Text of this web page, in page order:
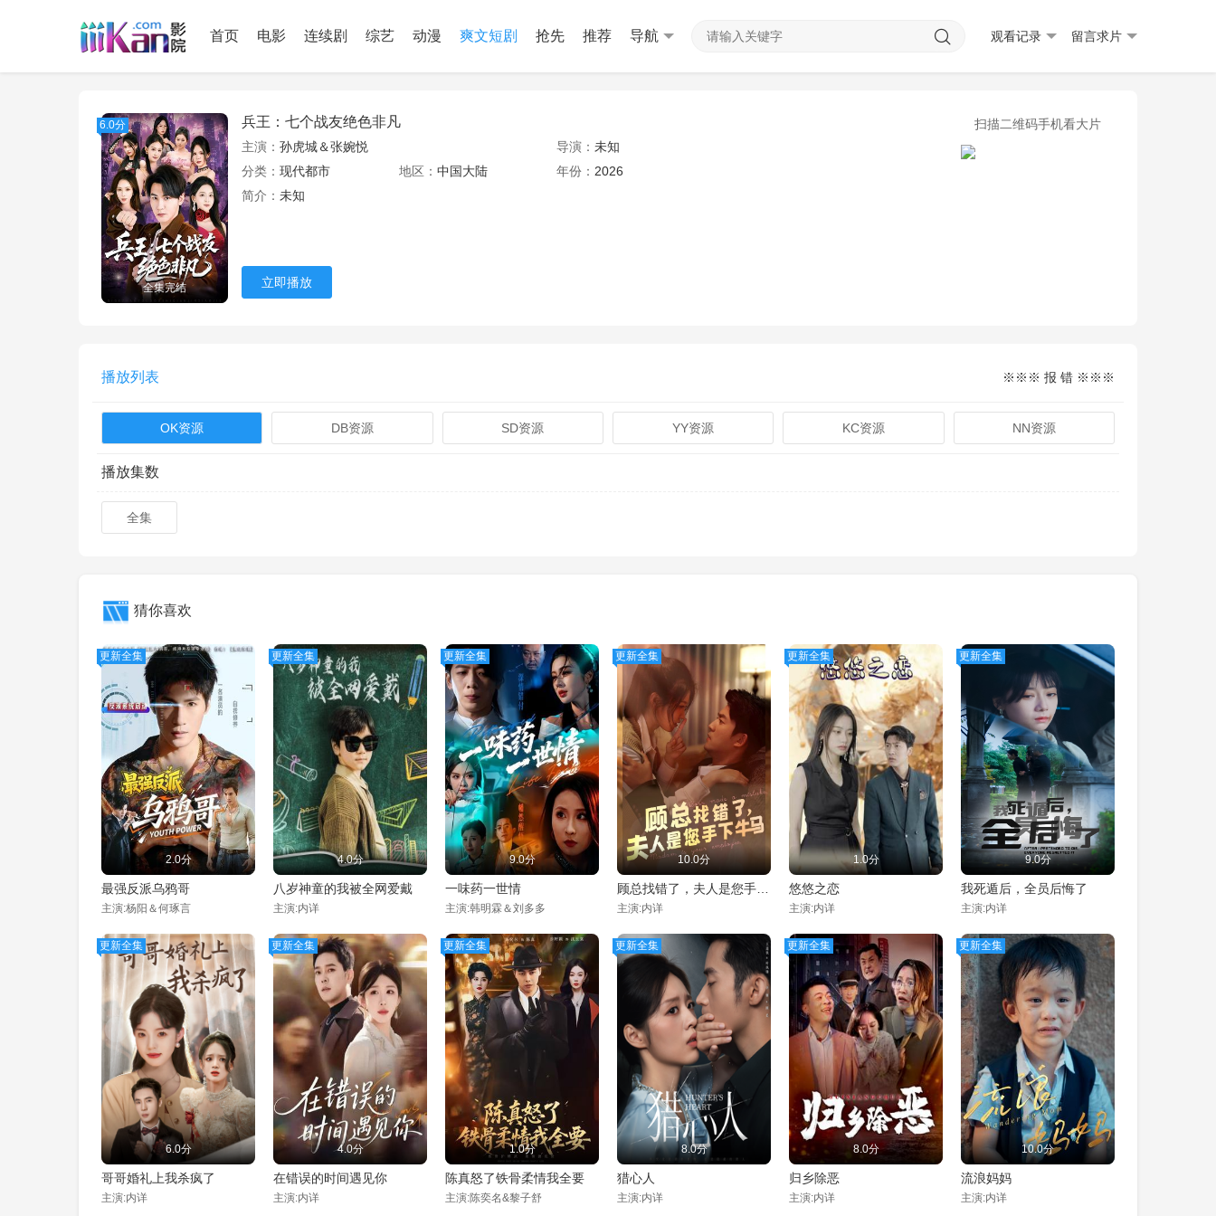
首页 电影 连续剧 综艺 动漫 爽文短剧 抢先 推荐 导航 观看记录 留言求片
6.0分
全集完结
兵王：七个战友绝色非凡
主演： 孙虎城＆张婉悦 导演： 未知
分类： 现代都市 地区： 中国大陆 年份： 2026
简介： 未知
立即播放
扫描二维码手机看大片
播放列表 ※※※ 报 错 ※※※
OK资源 DB资源 SD资源 YY资源 KC资源 NN资源
播放集数
全集
猜你喜欢
更新全集
2.0分
最强反派乌鸦哥
主演:杨阳＆何琢言
更新全集
4.0分
八岁神童的我被全网爱戴
主演:内详
更新全集
9.0分
一味药一世情
主演:韩明霖＆刘多多
更新全集
10.0分
主演:内详
更新全集
1.0分
悠悠之恋
主演:内详
更新全集
9.0分
我死遁后，全员后悔了
主演:内详
更新全集
6.0分
哥哥婚礼上我杀疯了
主演:内详
更新全集
4.0分
在错误的时间遇见你
主演:内详
更新全集
1.0分
陈真怒了铁骨柔情我全要
主演:陈奕名&黎子舒
更新全集
8.0分
猎心人
主演:内详
更新全集
8.0分
归乡除恶
主演:内详
更新全集
10.0分
流浪妈妈
主演:内详